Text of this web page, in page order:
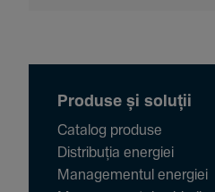
Produse și soluții
Catalog produse
Distribuția energiei
Managementul energiei